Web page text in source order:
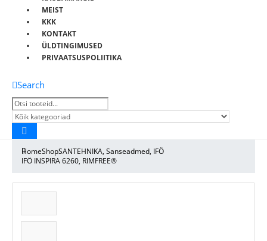
MEIST
KKK
KONTAKT
ÜLDTINGIMUSED
PRIVAATSUSPOLIITIKA
Search
HomeShopSANTEHNIKA, Sanseadmed, IFÖ
IFÖ INSPIRA 6260, RIMFREE®